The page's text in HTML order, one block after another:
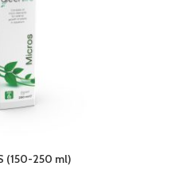
(150-250 ml)